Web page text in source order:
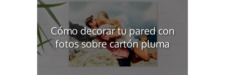
Cómo decorar tu pared con
fotos sobre cartón pluma